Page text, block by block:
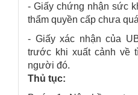
- Giấy chứng nhận sức
thẩm quyền cấp chưa
- Giấy xác nhận của
trước khi xuất cảnh về
người đó.
Thủ tục: